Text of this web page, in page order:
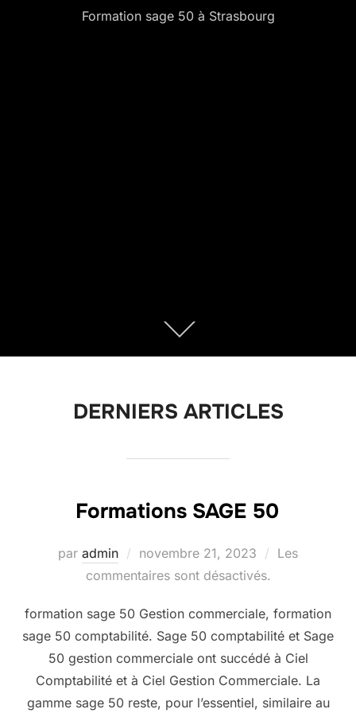
Formation sage 50 à Strasbourg
Descendre
au
DERNIERS ARTICLES
Formations SAGE 50
par admin
Publié
le
novembre 21, 2023
Les
commentaires sont désactivés.
formation sage 50 Gestion commerciale, formation
sage 50 comptabilité. Sage 50 comptabilité et Sage
50 gestion commerciale ont succédé à Ciel
Comptabilité et à Ciel Gestion Commerciale. La
gamme sage 50 reste, pour l’essentiel, similaire au